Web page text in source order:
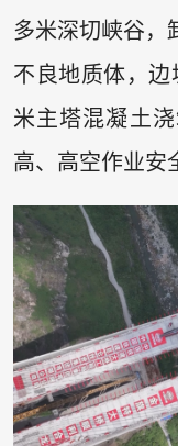
多米深切峡谷，
不良地质体，
米主塔混凝土
高、高空作业安